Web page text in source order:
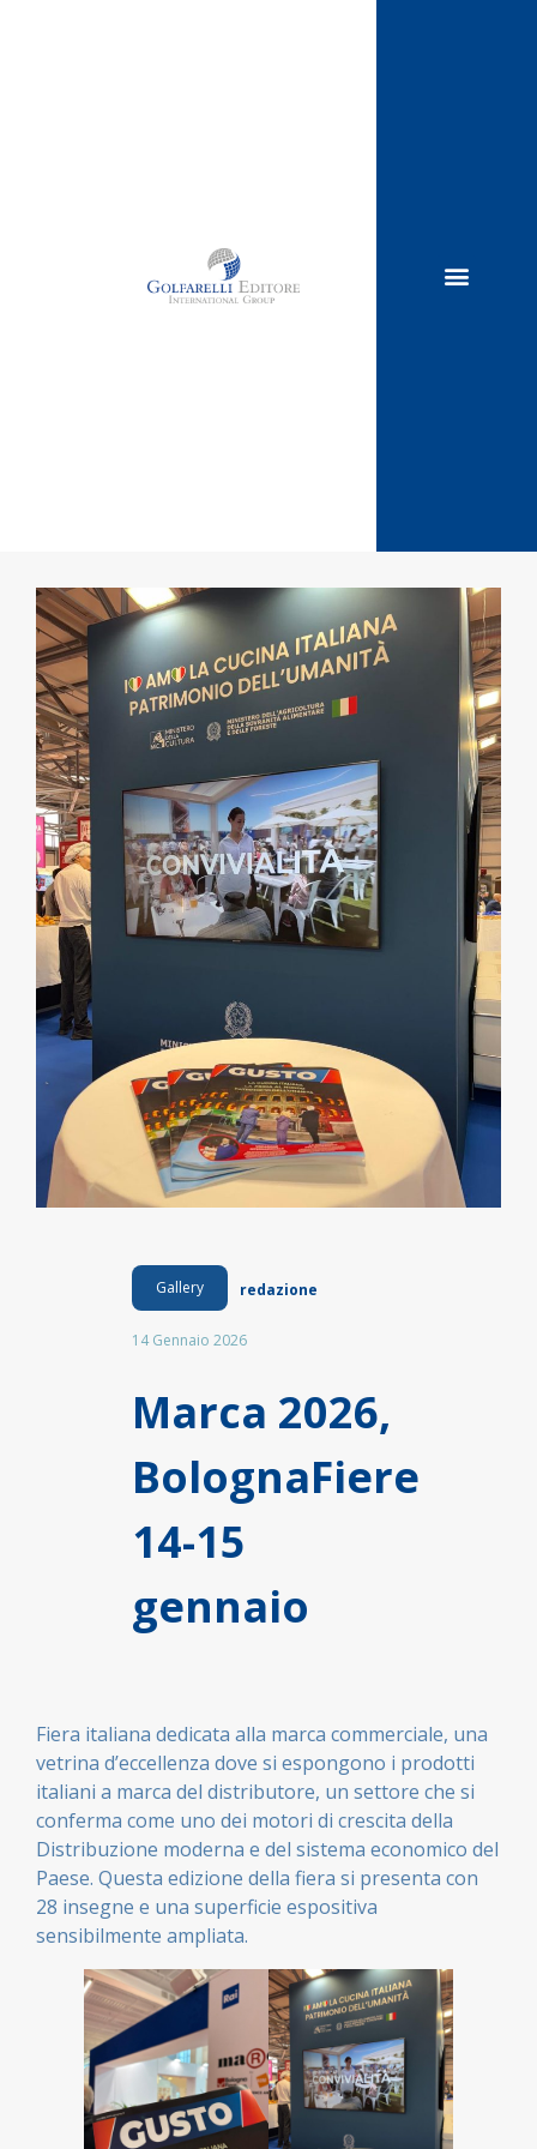
Gallery redazione
14 Gennaio 2026
Marca 2026,
BolognaFiere
14-15
gennaio
Fiera italiana dedicata alla marca commerciale, una
vetrina d’eccellenza dove si espongono i prodotti
italiani a marca del distributore, un settore che si
conferma come uno dei motori di crescita della
Distribuzione moderna e del sistema economico del
Paese. Questa edizione della fiera si presenta con
28 insegne e una superficie espositiva
sensibilmente ampliata.